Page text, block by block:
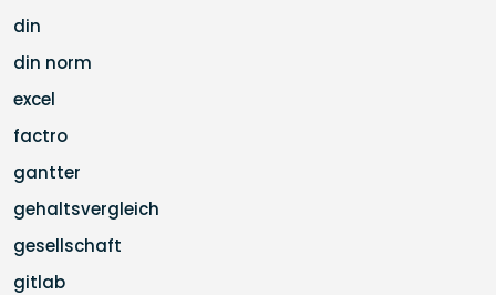
din
din norm
excel
factro
gantter
gehaltsvergleich
gesellschaft
gitlab